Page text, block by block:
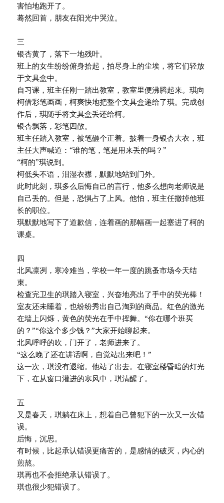
害怕地跑开了。
蓦然回首，朋友在阳光中哭泣。
三
银杏黄了，落下一地残叶。
班上的女生纷纷俯身拾起，拍尽身上的尘埃，将它们轻放
于文具盒中。
自习课，班主任刚一踏出教室，教室里便沸腾起来。琪向
柯借彩笔画画，柯爽快地把整个文具盒递给了琪。完成创
作后，琪随手将文具盒丢还给柯。
银杏飘落，彩笔四散。
班主任踏入教室，被笔砸个正着。披着一身银杏大衣，班
主任大声喊道：“谁的笔，笔是用来丢的吗？”
“柯的”琪说到。
柯低头不语，泪湿衣襟，默默地站到门外。
此时此刻，琪多么后悔自己的言行，他多么想向老师说是
自己丢的。但是，恐惧占了上风。他怕，班主任撤掉他班
长的职位。
琪默默地写下了道歉信，连着画的那幅画一起塞进了柯的
课桌。
四
北风凛冽，寒冷难当，学校一年一度的跳蚤市场今天结
束。
检查完卫生的琪踏入寝室，兴奋地亮出了手中的荧光棒！
室友还未睡着，也纷纷秀出自己淘到的商品。红色的激光
在墙上闪烁，黄色的荧光在手中挥舞。“你在哪个班买
的？”“你这个多少钱？”大家开始聊起来。
北风呼呼的吹，门开了，老师进来了。
“这么晚了还在讲话啊，自觉站出来吧！”
这一次，琪没有退缩。他站了出去。在寝室楼昏暗的灯光
下，在从窗口灌进的寒风中，琪清醒了。
五
又是春天，琪躺在床上，想着自己曾犯下的一次又一次错
误。
后悔，沉思。
有时候，比起承认错误更痛苦的，是感情的破灭，内心的
煎熬。
琪再也不会拒绝承认错误了。
琪也很少犯错误了。